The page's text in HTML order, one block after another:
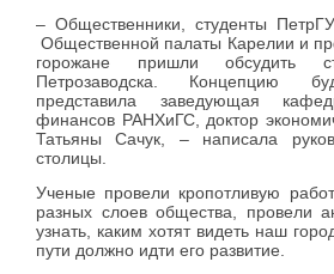
– Общественники, студенты
Общественной палаты Карелии и
горожане пришли обсудить
Петрозаводска. Концепцию
представила заведующая
финансов РАНХиГС, доктор
Татьяны Сачук, – написала
столицы.
Ученые провели кропотливую
разных слоев общества, провели
узнать, каким хотят видеть наш
пути должно идти его развитие.